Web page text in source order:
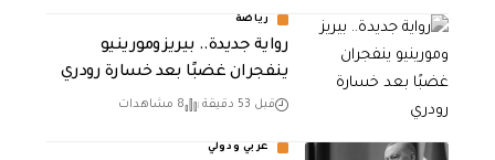
رياضة
رواية جديدة.. بيريز ومورينيو
ينفجران غضبًا بعد خسارة رودري
قبل 53 دقيقة 8 مشاهدات
عربي ودولي